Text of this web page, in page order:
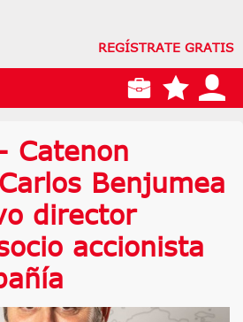
REGÍSTRATE GRATIS
Catenon
Benjumea
director
accionista